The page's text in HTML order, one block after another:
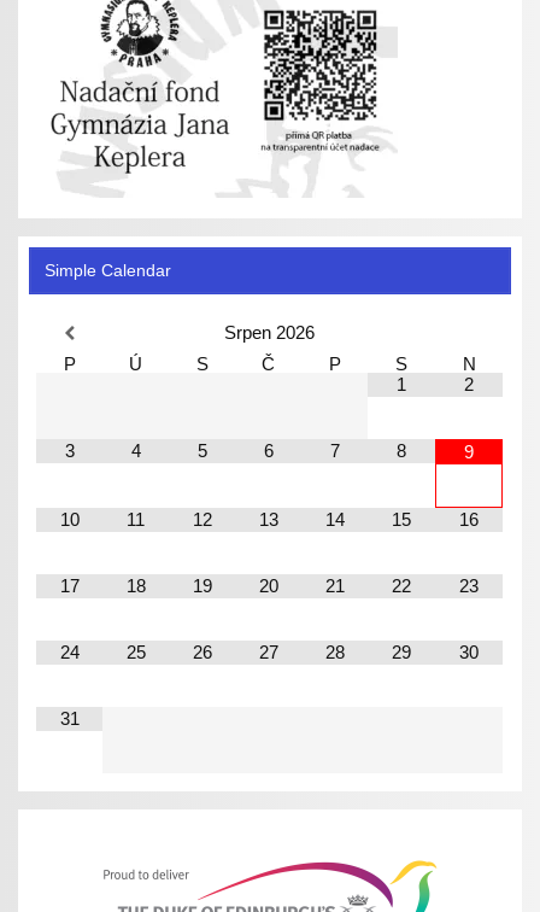
Simple Calendar
Srpen 2026
P
Ú S Č P S
N
1
2
3 4 5 6 7 8 9
10 11 12 13 14 15 16
17 18 19 20 21 22 23
24 25 26 27 28 29 30
31